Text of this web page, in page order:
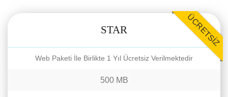
ÜCRETSİZ
STAR
Web Paketi İle Birlikte 1 Yıl Ücretsiz Verilmektedir
500 MB